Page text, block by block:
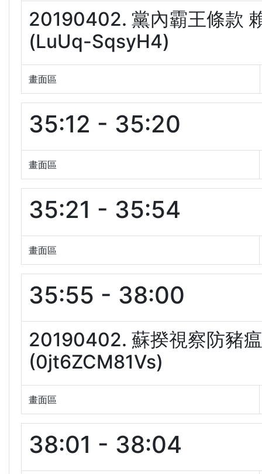
20190402. 黨內霸王條款
(LuUq-SqsyH4)
畫面區
35:12 - 35:20
畫面區
35:21 - 35:54
畫面區
35:55 - 38:00
20190402. 蘇揆視察防豬
(0jt6ZCM81Vs)
畫面區
38:01 - 38:04